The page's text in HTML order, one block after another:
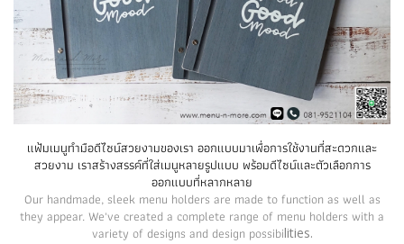
แฟ้มเมนูทำมือดีไซน์สวยงามของเรา ออกแบบมาเพื่อการใช้งานที่สะดวกและ
สวยงาม เราสร้างสรรค์ที่ใส่เมนูหลายรูปแบบ พร้อมดีไซน์และตัวเลือกการ
ออกแบบที่หลากหลาย
Our handmade, sleek menu holders are made to function as well as
they appear. We've created a complete range of menu holders with a
variety of designs and design possibilities.